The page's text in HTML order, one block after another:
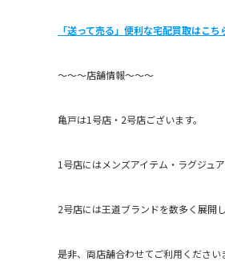
「送って売る」便利な宅配買取はこち
〜〜〜店舗情報〜〜〜
亀戸は1号店・2号店ございます。
1号店にはメンズアイテム・ラグジュア
2号店には王道ブランドを数多く展開し
是非、両店舗合わせてご利用ください